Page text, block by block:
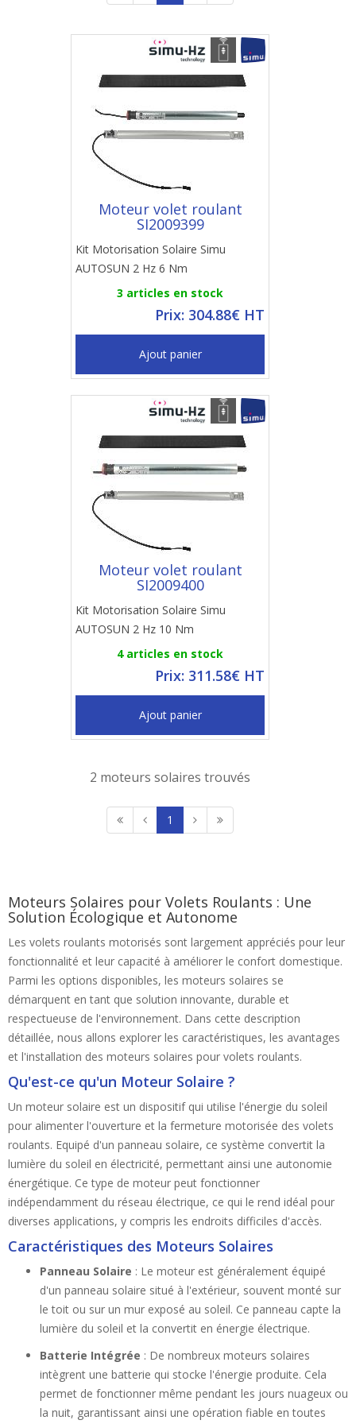
Moteur volet roulant
SI2009399
Kit Motorisation Solaire Simu
AUTOSUN 2 Hz 6 Nm
3 articles en stock
Prix: 304.88€ HT
Ajout panier
Moteur volet roulant
SI2009400
Kit Motorisation Solaire Simu
AUTOSUN 2 Hz 10 Nm
4 articles en stock
Prix: 311.58€ HT
Ajout panier
2 moteurs solaires trouvés
1
Moteurs Solaires pour Volets Roulants : Une
Solution Écologique et Autonome
Les volets roulants motorisés sont largement appréciés pour leur
fonctionnalité et leur capacité à améliorer le confort domestique.
Parmi les options disponibles, les moteurs solaires se
démarquent en tant que solution innovante, durable et
respectueuse de l'environnement. Dans cette description
détaillée, nous allons explorer les caractéristiques, les avantages
et l'installation des moteurs solaires pour volets roulants.
Qu'est-ce qu'un Moteur Solaire ?
Un moteur solaire est un dispositif qui utilise l'énergie du soleil
pour alimenter l'ouverture et la fermeture motorisée des volets
roulants. Equipé d'un panneau solaire, ce système convertit la
lumière du soleil en électricité, permettant ainsi une autonomie
énergétique. Ce type de moteur peut fonctionner
indépendamment du réseau électrique, ce qui le rend idéal pour
diverses applications, y compris les endroits difficiles d'accès.
Caractéristiques des Moteurs Solaires
Panneau Solaire : Le moteur est généralement équipé
d'un panneau solaire situé à l'extérieur, souvent monté sur
le toit ou sur un mur exposé au soleil. Ce panneau capte la
lumière du soleil et la convertit en énergie électrique.
Batterie Intégrée : De nombreux moteurs solaires
intègrent une batterie qui stocke l'énergie produite. Cela
permet de fonctionner même pendant les jours nuageux ou
la nuit, garantissant ainsi une opération fiable en toutes